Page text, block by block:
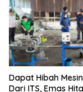
Penipuan Dari
Pemasok PT. DAB
Dapat Hibah
Dari ITS, Emas